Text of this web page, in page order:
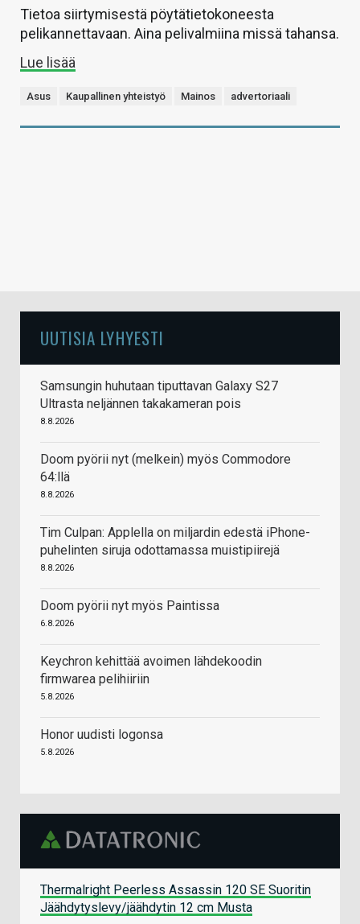
Tietoa siirtymisestä pöytätietokoneesta
pelikannettavaan. Aina pelivalmiina missä tahansa.
Lue lisää
Asus Kaupallinen yhteistyö Mainos advertoriaali
UUTISIA LYHYESTI
Samsungin huhutaan tiputtavan Galaxy S27
Ultrasta neljännen takakameran pois
8.8.2026
Doom pyörii nyt (melkein) myös Commodore
64:llä
8.8.2026
Tim Culpan: Applella on miljardin edestä iPhone-
puhelinten siruja odottamassa muistipiirejä
8.8.2026
Doom pyörii nyt myös Paintissa
6.8.2026
Keychron kehittää avoimen lähdekoodin
firmwarea pelihiiriin
5.8.2026
Honor uudisti logonsa
5.8.2026
Thermalright Peerless Assassin 120 SE Suoritin
Jäähdytyslevy/jäähdytin 12 cm Musta